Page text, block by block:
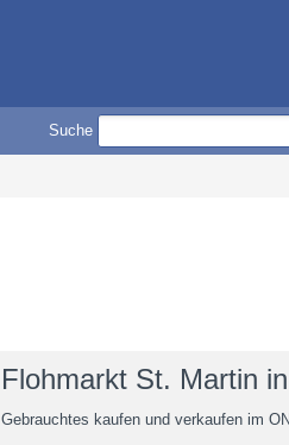
Suche
Flohmarkt St. Martin
Gebrauchtes kaufen und verkaufen im